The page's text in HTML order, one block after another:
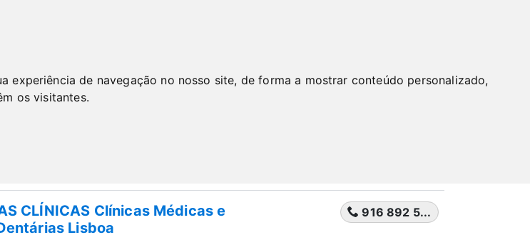
de navegação no nosso site, de forma a mostrar conteúdo personalizado,
os visitantes.dentária com serviço de emergência em
CLÍNICAS Clínicas Médicas e
Lisboa
916 892 5...